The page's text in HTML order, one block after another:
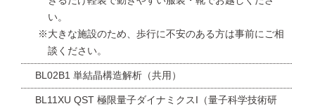
い。
※大きな施設のため、歩行に不安のある方は事前にご相
談ください。
BL02B1 単結晶構造解析（共用）
BL11XU QST 極限量子ダイナミクスI（量子科学技術研